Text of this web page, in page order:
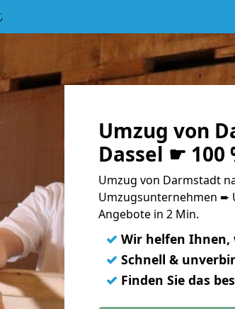
Umzug von
Dassel ☛ 100
Umzug von Darmstadt
Umzugsunternehmen ➨
Angebote in 2 Min.
✓ Wir helfen Ihnen,
✓ Schnell &
✓ Finden Sie das